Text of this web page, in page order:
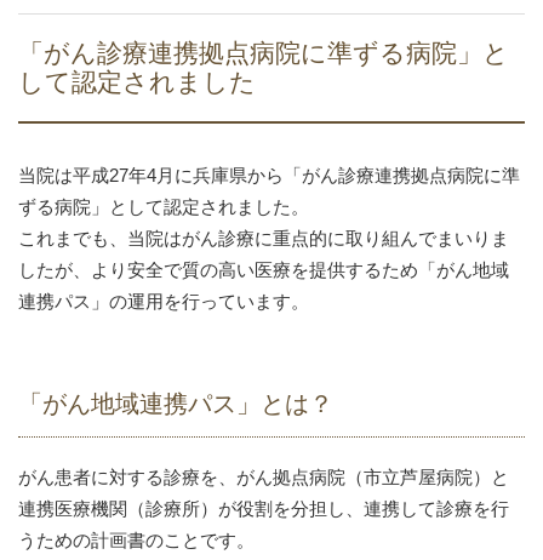
「がん診療連携拠点病院に準ずる病院」と
して認定されました
当院は平成27年4月に兵庫県から「がん診療連携拠点病院に準
ずる病院」として認定されました。
これまでも、当院はがん診療に重点的に取り組んでまいりま
したが、より安全で質の高い医療を提供するため「がん地域
連携パス」の運用を行っています。
「がん地域連携パス」とは？
がん患者に対する診療を、がん拠点病院（市立芦屋病院）と
連携医療機関（診療所）が役割を分担し、連携して診療を行
うための計画書のことです。